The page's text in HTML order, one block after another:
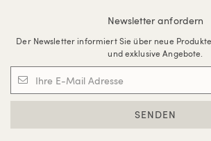
Newsletter anfordern
Der Newsletter informiert Sie über neue
und exklusive Angebote.
SENDEN